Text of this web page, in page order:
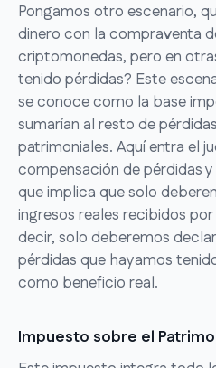
Pongamos otro escenario,
dinero con la compraventa
criptomonedas, pero en
tenido pérdidas? Este
se conoce como la base
sumarían al resto de
patrimoniales. Aquí entra el
compensación de pérdidas
que implica que solo
ingresos reales recibidos
decir, solo deberemos
pérdidas que hayamos
como beneficio real.
Impuesto sobre el